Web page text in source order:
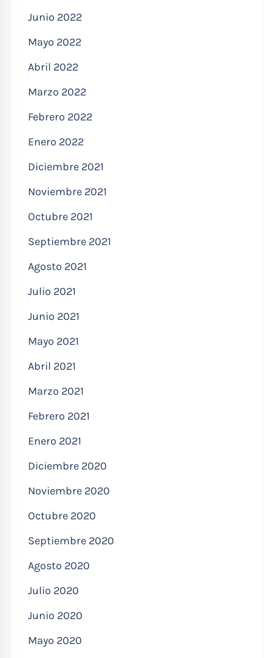
Junio 2022
Mayo 2022
Abril 2022
Marzo 2022
Febrero 2022
Enero 2022
Diciembre 2021
Noviembre 2021
Octubre 2021
Septiembre 2021
Agosto 2021
Julio 2021
Junio 2021
Mayo 2021
Abril 2021
Marzo 2021
Febrero 2021
Enero 2021
Diciembre 2020
Noviembre 2020
Octubre 2020
Septiembre 2020
Agosto 2020
Julio 2020
Junio 2020
Mayo 2020